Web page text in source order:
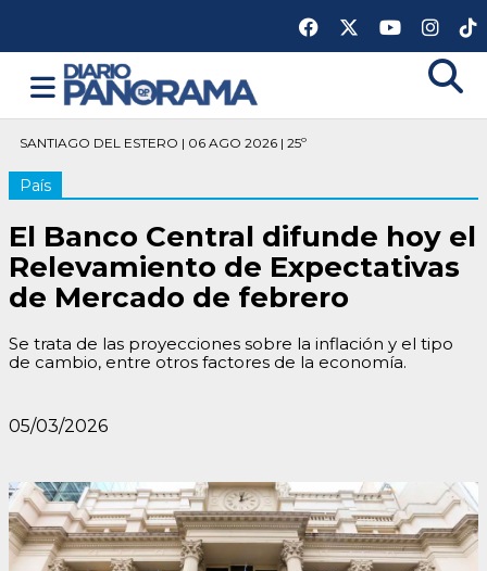
SANTIAGO DEL ESTERO | 06 AGO 2026 | 25º
País
El Banco Central difunde hoy el
Relevamiento de Expectativas
de Mercado de febrero
Se trata de las proyecciones sobre la inflación y el tipo
de cambio, entre otros factores de la economía.
05/03/2026